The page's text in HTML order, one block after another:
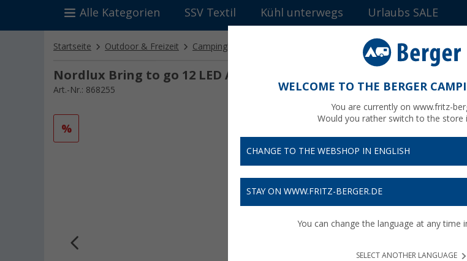
Alle Kategorien SSV Textil Kühl unterwegs Urlaubs SALE
Startseite Outdoor & Freizeit Campinglampen Nordlux Bring to go 12 LED
Nordlux Bring to go 12 LED Akkuleuchte 12 V weiss/gelb
Art.-Nr.: 868255
%
WELCOME TO THE BERGER
You are currently on www.fritz-
Would you rather switch to the store
CHANGE TO THE WEBSHOP IN ENGLISH
STAY ON WWW.FRITZ-BERGER.DE
You can change the language at any time
SELECT ANOTHER LANGUAGE